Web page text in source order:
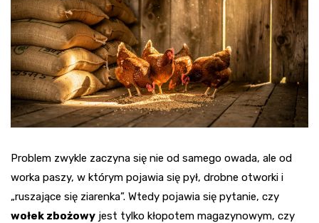
Problem zwykle zaczyna się nie od samego owada, ale od
worka paszy, w którym pojawia się pył, drobne otworki i
„ruszające się ziarenka”. Wtedy pojawia się pytanie, czy
wołek zbożowy jest tylko kłopotem magazynowym, czy